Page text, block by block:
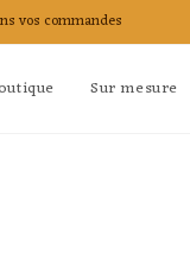
vos commandes
Sur mesure